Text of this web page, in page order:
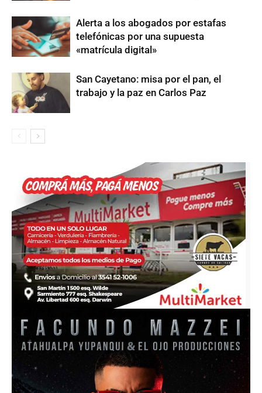
Alerta a los abogados por estafas
telefónicas por una supuesta
«matrícula digital»
San Cayetano: misa por el pan, el
trabajo y la paz en Carlos Paz